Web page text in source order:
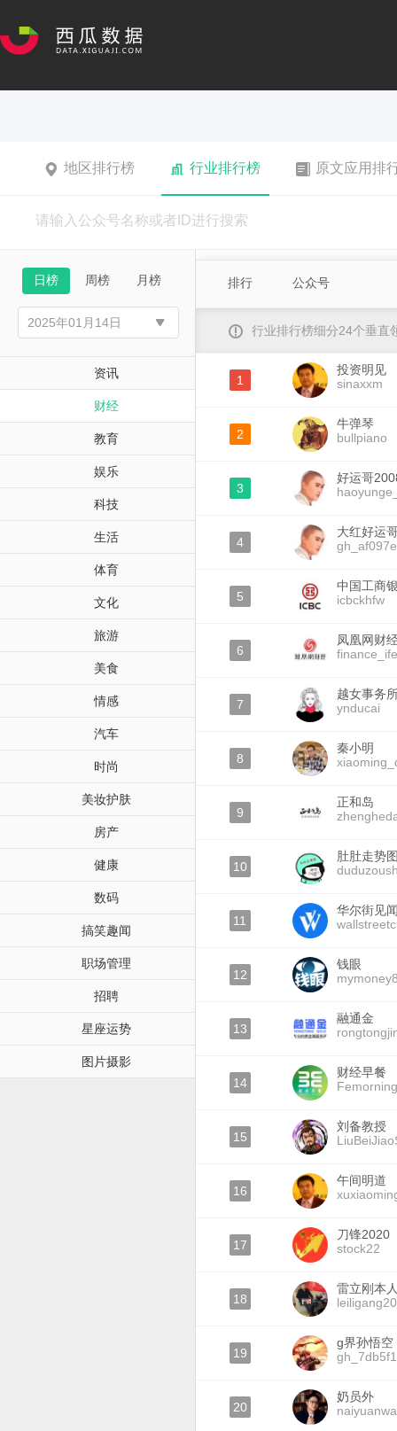
地区排行榜 行业排行榜 原文应用排
日榜 周榜 月榜
资讯
财经
教育
娱乐
科技
生活
体育
文化
旅游
美食
情感
汽车
时尚
美妆护肤
房产
健康
数码
搞笑趣闻
职场管理
招聘
星座运势
图片摄影
排行 公众号
行业排行榜细分24个垂直
1
投资明见
sinaxxm
2
牛弹琴
bullpiano
3
好运哥
4
大红好运
5
中国工商
icbckhfw
6
凤凰网财
7
越女事务
ynducai
8
秦小明
9
正和岛
10
肚肚走势
11
华尔街见
12
钱眼
13
融通金
14
财经早餐
Femorning
15
刘备教授
16
午间明道
17
刀锋2020
stock22
18
雷立刚本
19
g界孙悟空
20
奶员外